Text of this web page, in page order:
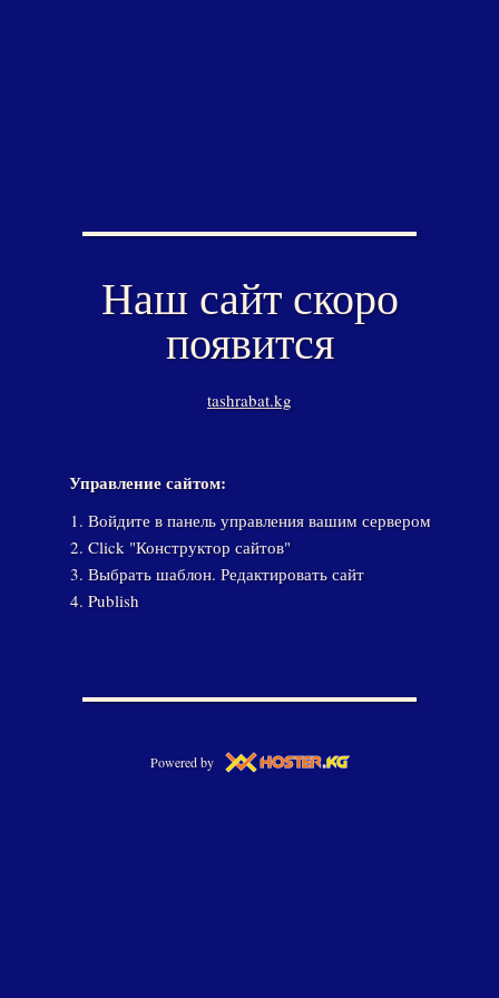
Наш сайт скоро
появится
tashrabat.kg
Управление сайтом:
Войдите в панель управления вашим сервером
Click "Конструктор сайтов"
Выбрать шаблон. Редактировать сайт
Publish
Powered by